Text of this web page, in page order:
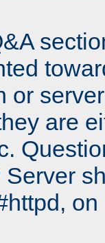
or
are